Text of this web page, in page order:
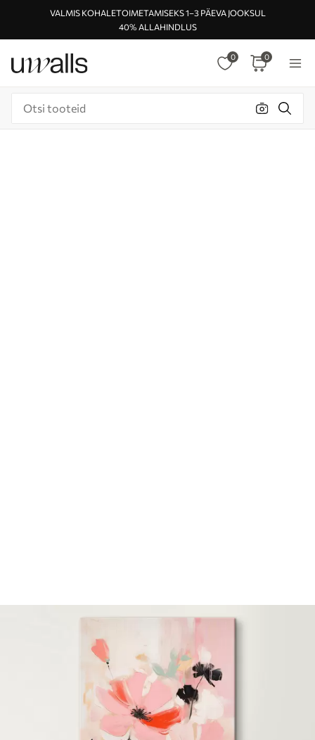
VALMIS KOHALETOIMETAMISEKS 1–3 PÄEVA JOOKSUL
40% ALLAHINDLUS
0 0